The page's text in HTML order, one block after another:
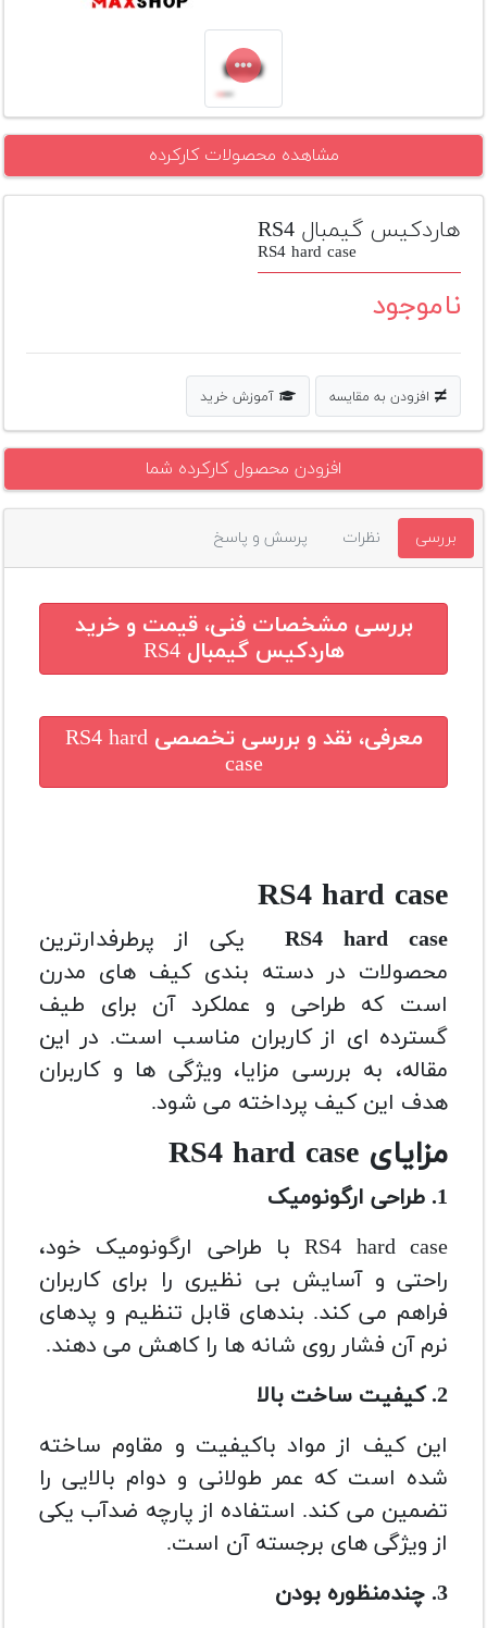
افزودن
دست
دوم
لیست
قیمت
دوربین
مشاهده محصولات کارکرده
هاردکیس گیمبال RS4
RS4 hard case
ناموجود
افزودن به مقایسه آموزش خرید
افزودن محصول کارکرده شما
بررسی نظرات پرسش و پاسخ
بررسی مشخصات فنی، قیمت و خرید
هاردکیس گیمبال RS4
معرفی، نقد و بررسی تخصصیRS4 hard
case
RS4 hard case
RS4 hard case
یکی از پرطرفدارترین
محصولات در دسته بندی کیف های مدرن
است که طراحی و عملکرد آن برای طیف
گسترده ای از کاربران مناسب است. در این
مقاله، به بررسی مزایا، ویژگی ها و کاربران
هدف این کیف پرداخته می شود.
مزایای RS4 hard case
1. طراحی ارگونومیک
RS4 hard case با طراحی ارگونومیک خود،
راحتی و آسایش بی نظیری را برای کاربران
فراهم می کند. بندهای قابل تنظیم و پدهای
نرم آن فشار روی شانه ها را کاهش می دهند.
2. کیفیت ساخت بالا
این کیف از مواد باکیفیت و مقاوم ساخته
شده است که عمر طولانی و دوام بالایی را
تضمین می کند. استفاده از پارچه ضدآب یکی
از ویژگی های برجسته آن است.
3. چندمنظوره بودن